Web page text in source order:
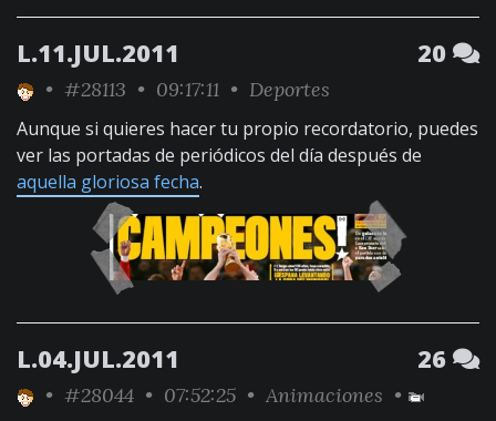
L.11.JUL.2011 20
• #28113 • 09:17:11 • Deportes
Aunque si quieres hacer tu propio recordatorio, puedes
ver las portadas de periódicos del día después de
aquella gloriosa fecha.
L.04.JUL.2011 26
• #28044 • 07:52:25 • Animaciones •